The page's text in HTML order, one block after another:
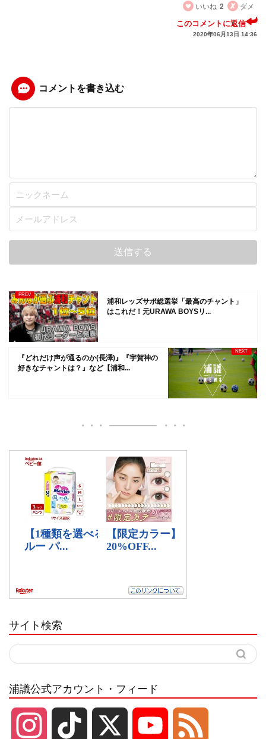
いいね 2 ダメ
このコメントに返信
2020年06月13日 14:36
コメントを書き込む
浦和レッズサポ総選挙「最高のチャント」
はこれだ！元URAWA BOYSリ...
『どれだけ声が通るのか(長澤)』『宇賀神の
好きなチャントは？』など【浦和...
サイト検索
浦議公式アカウント・フィード